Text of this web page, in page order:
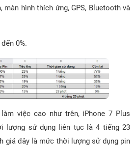
màn hình thích ứng, GPS, Bluetooth và
0%.
việc cao như trên, iPhone 7 Plus
lượng sử dụng liên tục là 4 tiếng 23
giá đây là mức thời lượng sử dụng pin